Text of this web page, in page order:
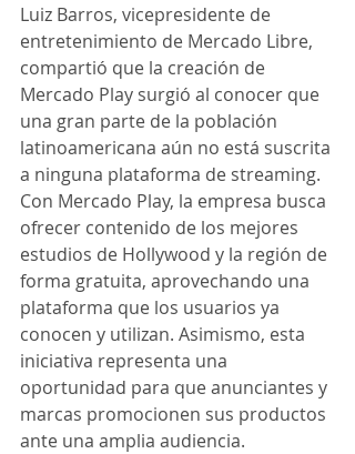
Luiz Barros, vicepresidente de
entretenimiento de Mercado Libre,
compartió que la creación de
Mercado Play surgió al conocer que
una gran parte de la población
latinoamericana aún no está suscrita
a ninguna plataforma de streaming.
Con Mercado Play, la empresa busca
ofrecer contenido de los mejores
estudios de Hollywood y la región de
forma gratuita, aprovechando una
plataforma que los usuarios ya
conocen y utilizan. Asimismo, esta
iniciativa representa una
oportunidad para que anunciantes y
marcas promocionen sus productos
ante una amplia audiencia.